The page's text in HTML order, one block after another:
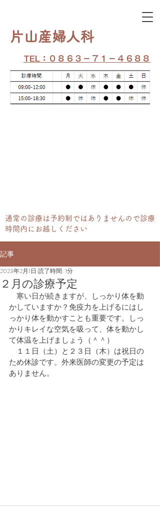
​片山産婦人科
TEL：０８６３－７１－４６８８
通常の​診療は予約制ではありませんので診療
時間内にお越しください
記事
２月の診療予定
2023年2月1日 読了時間: 1分
寒い日が続きますが、しっかり体を動
かしていますか？免疫力を上げるにはし
っかり体を動かすことも重要です。しっ
かりキレイな空気を吸って、体を動かし
て体温を上げましょう（＾＾）
１１日（土）と２３日（木）は祝日の
ため休診です。外来医師の変更の予定は
ありません。